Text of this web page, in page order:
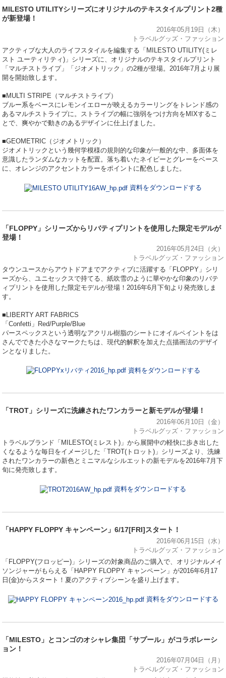
MILESTO UTILITYシリーズにオリジナルのテキスタイルプリント2種
が新登場！
2016年05月19日（木）
トラベルグッズ・ファッション
アクティブな大人のライフスタイルを編集する「MILESTO UTILITY(ミレ
スト ユーティリティ)」シリーズに、オリジナルのテキスタイルプリント
「マルチストライプ」「ジオメトリック」の2種が登場。2016年7月より展
開を開始致します。
■MULTI STRIPE（マルチストライプ）
ブルー系をベースにレモンイエローが映えるカラーリングをトレンド感の
あるマルチストライプに。ストライプの幅に強弱をつけ方向をMIXするこ
とで、爽やかで動きのあるデザインに仕上げました。
■GEOMETRIC（ジオメトリック）
ジオメトリックという幾何学模様の規則的な印象が一般的な中、多面体を
意識したランダムなカットを配置。落ち着いたネイビーとグレーをベース
に、オレンジのアクセントカラーをポイントに配色しました。
資料をダウンロードする
「FLOPPY」シリーズからリバティプリントを使用した限定モデルが
登場！
2016年05月24日（火）
トラベルグッズ・ファッション
タウンユースからアウトドアまでアクティブに活躍する「FLOPPY」シリ
ーズから、ユニセックスで持てる、紙吹雪のように華やかな印象のリバテ
ィプリントを使用した限定モデルが登場！2016年6月下旬より発売致しま
す。
■LIBERTY ART FABRICS
「Confetti」Red/Purple/Blue
パースペックスという透明なアクリル樹脂のシートにオイルペイントをは
さんでできた小さなマークたちは、現代的解釈を加えた点描画法のデザイ
ンとなりました。
資料をダウンロードする
「TROT」シリーズに洗練されたワンカラーと新モデルが登場！
2016年06月10日（金）
トラベルグッズ・ファッション
トラベルブランド「MILESTO(ミレスト)」から展開中の軽快に歩き出した
くなるような毎日をイメージした「TROT(トロット)」シリーズより、洗練
されたワンカラーの新色とミニマルなシルエットの新モデルを2016年7月下
旬に発売致します。
資料をダウンロードする
「HAPPY FLOPPY キャンペーン」6/17[FRI]スタート！
2016年06月15日（水）
トラベルグッズ・ファッション
「FLOPPY(フロッピー)」シリーズの対象商品のご購入で、オリジナルメイ
ソンジャーがもらえる「HAPPY FLOPPY キャンペーン」が2016年6月17
日(金)からスタート！夏のアクティブシーンを盛り上げます。
資料をダウンロードする
「MILESTO」とコンゴのオシャレ集団「サプール」がコラボレーシ
ョン！
2016年07月04日（月）
トラベルグッズ・ファッション